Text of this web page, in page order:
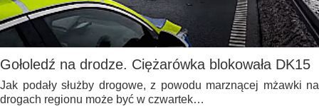
Gołoledź na drodze. Ciężarówka blokowała DK15
Jak podały służby drogowe, z powodu marznącej mżawki na
drogach regionu może być w czwartek…